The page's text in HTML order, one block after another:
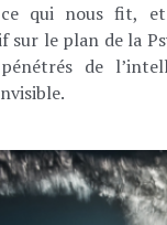
ce qui nous fit,
sur le plan de la
de